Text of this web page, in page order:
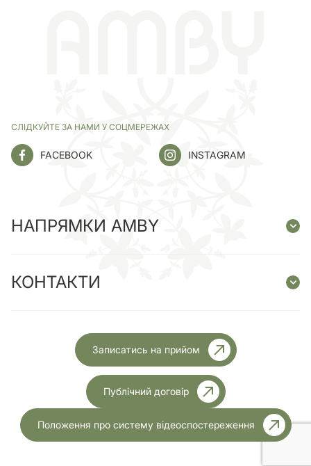
СЛІДКУЙТЕ ЗА НАМИ У СОЦМЕРЕЖАХ
FACEBOOK INSTAGRAM
НАПРЯМКИ AMBY
КОНТАКТИ
Записатись на прийом
Публічний договір
Положення про систему відеоспостереження